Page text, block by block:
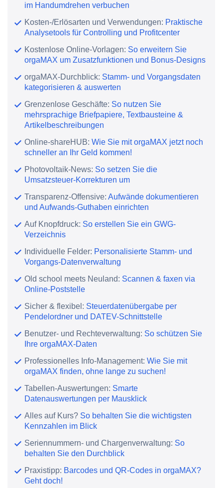
im Handumdrehen verbuchen
Kosten-/Erlösarten und Verwendungen: Praktische
Analysetools für Controlling und Profitcenter
Kostenlose Online-Vorlagen: So erweitern Sie
orgaMAX um Zusatzfunktionen und Bonus-Designs
orgaMAX-Durchblick: Stamm- und Vorgangsdaten
kategorisieren & auswerten
Grenzenlose Geschäfte: So nutzen Sie
mehrsprachige Briefpapiere, Textbausteine &
Artikelbeschreibungen
Online-shareHUB:Wie Sie mit orgaMAX jetzt noch
schneller an Ihr Geld kommen!
Photovoltaik-News: So setzen Sie die
Umsatzsteuer-Korrekturen um
Transparenz-Offensive:Aufwände dokumentieren
und Aufwands-Guthaben einrichten
Auf Knopfdruck: So erstellen Sie ein GWG-
Verzeichnis
Individuelle Felder: Personalisierte Stamm- und
Vorgangs-Datenverwaltung
Old school meets Neuland: Scannen & faxen via
Online-Poststelle
Sicher & flexibel: Steuerdatenübergabe per
Pendelordner und DATEV-Schnittstelle
Benutzer- und Rechteverwaltung: So schützen Sie
Ihre orgaMAX-Daten
Professionelles Info-Management:Wie Sie mit
orgaMAX finden, ohne lange zu suchen!
Tabellen-Auswertungen: Smarte
Datenauswertungen per Mausklick
Alles auf Kurs? So behalten Sie die wichtigsten
Kennzahlen im Blick
Seriennummern- und Chargenverwaltung: So
behalten Sie den Durchblick
Praxistipp: Barcodes und QR-Codes in orgaMAX?
Geht doch!